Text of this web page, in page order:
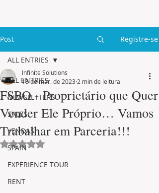
Post Registre-se
ALL ENTRIES
NEWSLETTERS
SALES
VENDAS
SPAIN
EXPERIENCE TOUR
RENT
ALL ENTRIES
FSBO - Proprietário que Quer
Vender Ele Próprio… Vamos
Trabalhar em Parceria!!!
Infinite Solutions
18 de mar. de 2023 2 min de leitura
Avaliado com NaN de 5 estrelas.